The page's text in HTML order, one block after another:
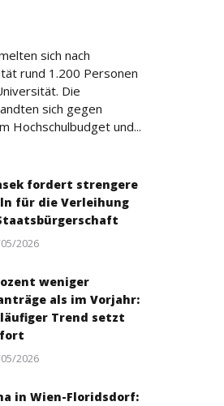
sich nach
rund 1.200 Personen
Die
sich gegen
Hochschulbudget und...
fordert strengere
für die Verleihung
2026
weniger
als im Vorjahr:
Trend setzt
2026
in Wien-Floridsdorf: